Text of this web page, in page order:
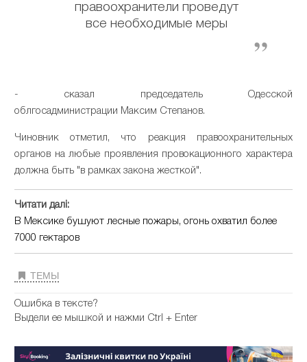
правоохранители проведут
все необходимые меры
- сказал председатель Одесской
облгосадминистрации Максим Степанов.
Чиновник отметил, что реакция правоохранительных
органов на любые проявления провокационного характера
должна быть "в рамках закона жесткой".
Читати далі:
В Мексике бушуют лесные пожары, огонь охватил более
7000 гектаров
ТЕМЫ
Ошибка в тексте?
Выдели ее мышкой и нажми Ctrl + Enter